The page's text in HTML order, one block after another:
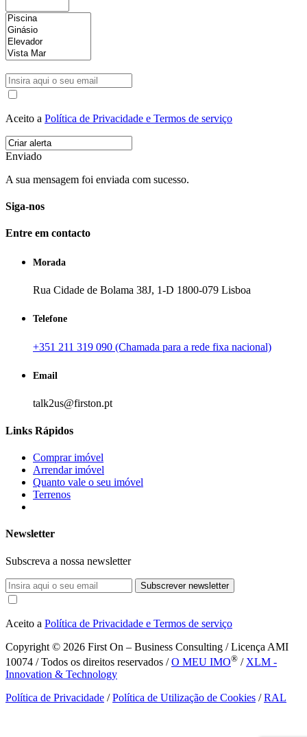
Aceito a Política de Privacidade e Termos de serviço
Enviado
A sua mensagem foi enviada com sucesso.
Siga-nos
Entre em contacto
Morada
Rua Cidade de Bolama 38J, 1-D 1800-079 Lisboa
Telefone
+351 211 319 090 (Chamada para a rede fixa nacional)
Email
talk2us@firston.pt
Links Rápidos
Comprar imóvel
Arrendar imóvel
Quanto vale o seu imóvel
Terrenos
Newsletter
Subscreva a nossa newsletter
Subscrever newsletter
Aceito a Política de Privacidade e Termos de serviço
Copyright © 2026 First On – Business Consulting / Licença AMI
10074 / Todos os direitos reservados /O MEU IMO® / XLM -
Innovation & Technology
Política de Privacidade /Política de Utilização de Cookies /RAL